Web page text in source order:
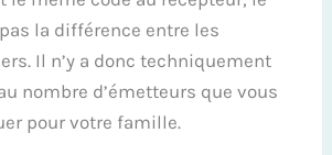
la différence entre les
Il n’y a donc techniquement
nombre d’émetteurs que vous
pour votre famille.